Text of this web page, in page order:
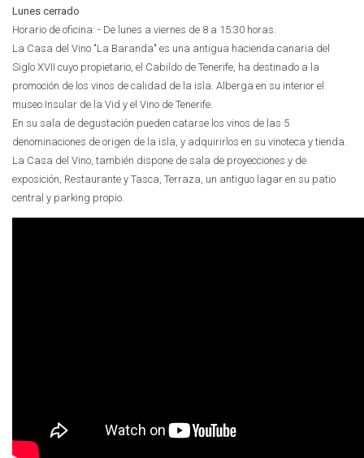
Lunes cerrado
Horario de oficina: - De lunes a viernes de 8 a 15:30 horas.
La Casa del Vino "La Baranda" es una antigua hacienda canaria del
Siglo XVII cuyo propietario, el Cabildo de Tenerife, ha destinado a la
promoción de los vinos de calidad de la isla. Alberga en su interior el
museo Insular de la Vid y el Vino de Tenerife.
En su sala de degustación pueden catarse los vinos de las 5
denominaciones de origen de la isla, y adquirirlos en su vinoteca y tienda.
La Casa del Vino, también dispone de sala de proyecciones y de
exposición, Restaurante y Tasca, Terraza, un antiguo lagar en su patio
central y parking propio.